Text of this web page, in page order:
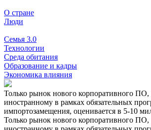
О стране
Люди
Семья 3.0
Технологии
Среда обитания
Образование и кадры
Экономика влияния
Только рынок нового корпоративного
иностранному в рамках обязательных
импортозамещения, оценивается в 5-10
Только рынок нового корпоративного